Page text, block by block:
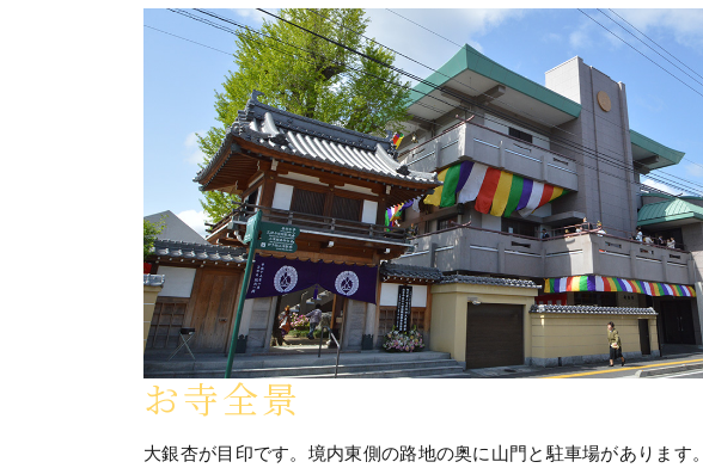
お寺全景
大銀杏が目印です。境内東側の路地の奥に山門と駐車場があります。